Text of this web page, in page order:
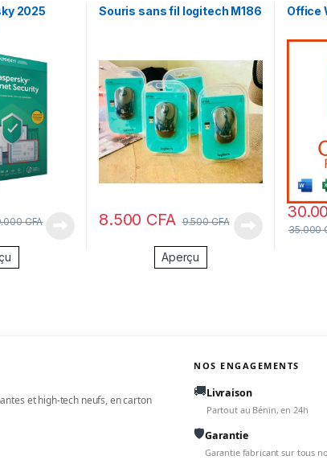
2025
CFA
Souris sans fil logitech M186
8.500 CFA 9.500CFA
Aperçu
Office
35.000
et high-tech neufs, en carton
NOS ENGAGEMENTS
🚚Livraison
Partout au Bénin, en 24h
🛡️Garantie
Garantie fabricant sur tous